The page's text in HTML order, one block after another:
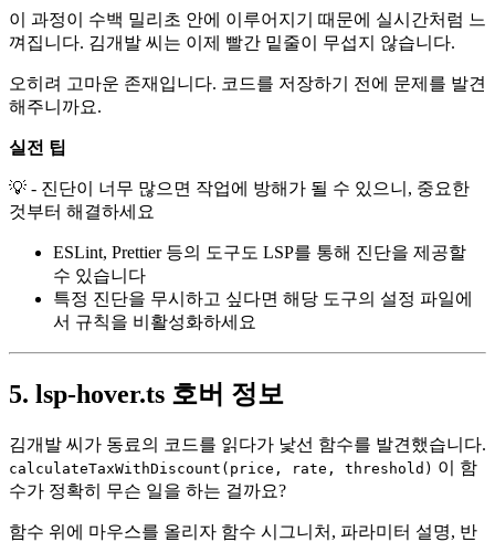
이 과정이 수백 밀리초 안에 이루어지기 때문에 실시간처럼 느
껴집니다. 김개발 씨는 이제 빨간 밑줄이 무섭지 않습니다.
오히려 고마운 존재입니다. 코드를 저장하기 전에 문제를 발견
해주니까요.
실전 팁
💡 - 진단이 너무 많으면 작업에 방해가 될 수 있으니, 중요한
것부터 해결하세요
ESLint, Prettier 등의 도구도 LSP를 통해 진단을 제공할
수 있습니다
특정 진단을 무시하고 싶다면 해당 도구의 설정 파일에
서 규칙을 비활성화하세요
5. lsp-hover.ts 호버 정보
김개발 씨가 동료의 코드를 읽다가 낯선 함수를 발견했습니다.
calculateTaxWithDiscount(price, rate, threshold) 이 함
수가 정확히 무슨 일을 하는 걸까요?
함수 위에 마우스를 올리자 함수 시그니처, 파라미터 설명, 반